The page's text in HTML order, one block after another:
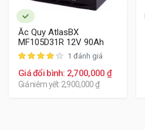
Ắc Quy AtlasBX
MF105D31R 12V 90Ah
1 đánh giá
Giá đổi bình: 2,700,000 ₫
Giá niêm yết: 2,900,000 ₫